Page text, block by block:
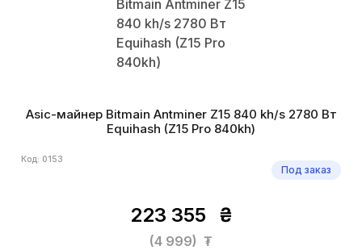
Asic-майнер Bitmain Antminer Z15 840 kh/s 2780 Вт
Equihash (Z15 Pro 840kh)
Код: 0153
Под заказ
223 355 ₴
(4 999) ₮